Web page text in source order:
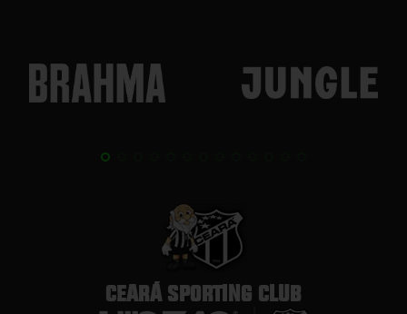
CEARÁ SPORTING CLUB